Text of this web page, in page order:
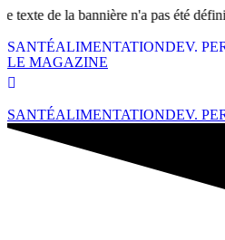
n'a pas été défini.L'URL ou le
SANTÉALIMENTATIONDEV.
LE MAGAZINE
SANTÉALIMENTATIONDEV.